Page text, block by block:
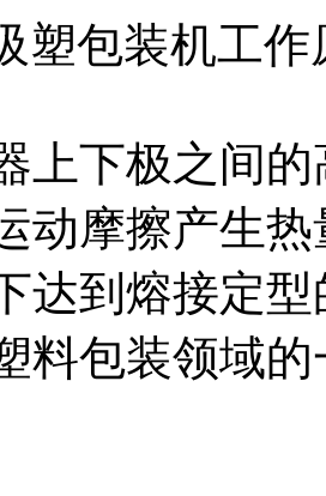
塑包装机工作
上下极之间
动摩擦产生
达到熔接定
料包装领域